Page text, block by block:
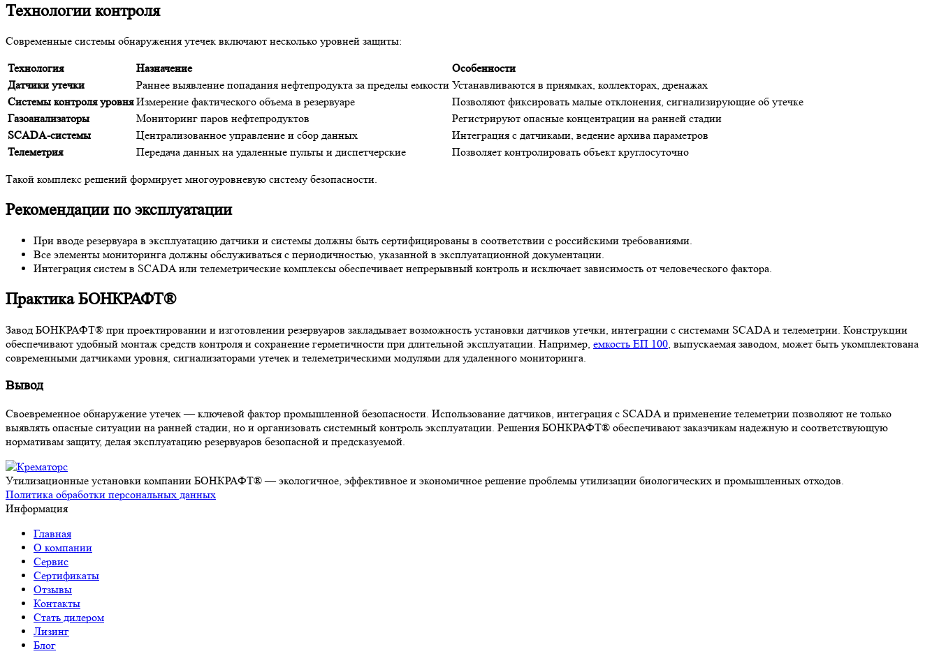
Технологии контроля
Современные системы обнаружения утечек включают несколько уровней защиты:
Технология Назначение
Особенности
Датчики утечки
Раннее выявление попадания нефтепродукта за пределы емкости Устанавливаются в приямках, коллекторах, дренажах
Системы контроля уровня Измерение фактического объема в резервуаре
Позволяют фиксировать малые отклонения, сигнализирующие об утечке
Газоанализаторы
Мониторинг паров нефтепродуктов
Регистрируют опасные концентрации на ранней стадии
SCADA-системы
Централизованное управление и сбор данных
Интеграция с датчиками, ведение архива параметров
Телеметрия
Передача данных на удаленные пульты и диспетчерские Позволяет контролировать объект круглосуточно
Такой комплекс решений формирует многоуровневую систему безопасности.
Рекомендации по эксплуатации
При вводе резервуара в эксплуатацию датчики и системы должны быть сертифицированы в соответствии с российскими требованиями.
Все элементы мониторинга должны обслуживаться с периодичностью, указанной в эксплуатационной документации.
Интеграция систем в SCADA или телеметрические комплексы обеспечивает непрерывный контроль и исключает зависимость от человеческого фактора.
Практика БОНКРАФТ®
Завод БОНКРАФТ® при проектировании и изготовлении резервуаров закладывает возможность установки датчиков утечки, интеграции с системами SCADA и телеметрии. Конструкции
обеспечивают удобный монтаж средств контроля и сохранение герметичности при длительной эксплуатации. Например, емкость ЕП 100, выпускаемая заводом, может быть укомплектована
современными датчиками уровня, сигнализаторами утечек и телеметрическими модулями для удаленного мониторинга.
Вывод
Своевременное обнаружение утечек — ключевой фактор промышленной безопасности. Использование датчиков, интеграция с SCADA и применение телеметрии позволяют не только
выявлять опасные ситуации на ранней стадии, но и организовать системный контроль эксплуатации. Решения БОНКРАФТ® обеспечивают заказчикам надежную и соответствующую
нормативам защиту, делая эксплуатацию резервуаров безопасной и предсказуемой.
Утилизационные установки компании БОНКРАФТ® — экологичное, эффективное и экономичное решение проблемы утилизации биологических и промышленных отходов.
Политика обработки персональных данных
Информация
Главная
О компании
Сервис
Сертификаты
Отзывы
Контакты
Стать дилером
Лизинг
Блог